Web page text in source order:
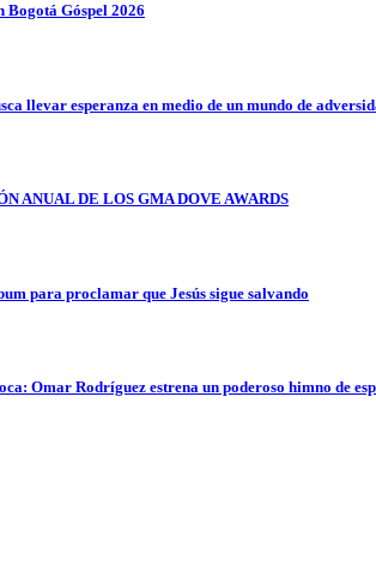
Bogotá Góspel 2026
llevar esperanza en medio de un mundo de
ANUAL DE LOS GMA DOVE AWARDS
para proclamar que Jesús sigue salvando
Omar Rodríguez estrena un poderoso himno de